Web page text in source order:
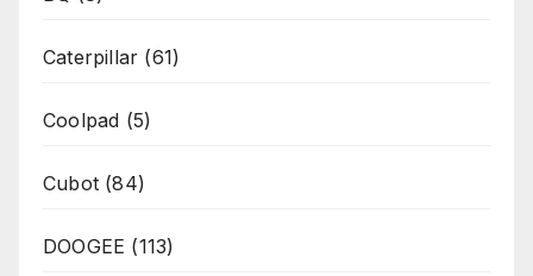
Caterpillar (61)
Coolpad (5)
Cubot (84)
DOOGEE (113)